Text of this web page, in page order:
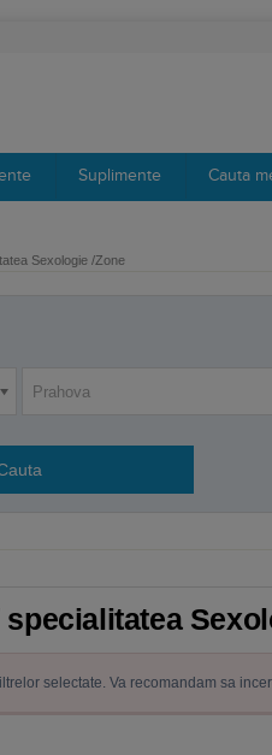
Suplimente Cauta
Sexologie /Zone
Prahova
selectate. Va recomandam sa